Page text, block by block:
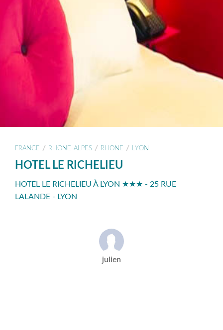
FRANCE / RHONE-ALPES / RHONE / LYON
HOTEL LE RICHELIEU
HOTEL LE RICHELIEU À LYON ★★★ - 25 RUE
LALANDE - LYON
julien